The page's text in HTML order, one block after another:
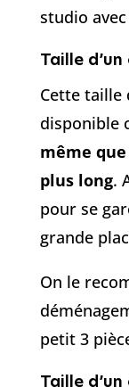
studio
Taille
Cette taille
disponible
même
plus long.
pour se
grande
On le
petit 3
Taille